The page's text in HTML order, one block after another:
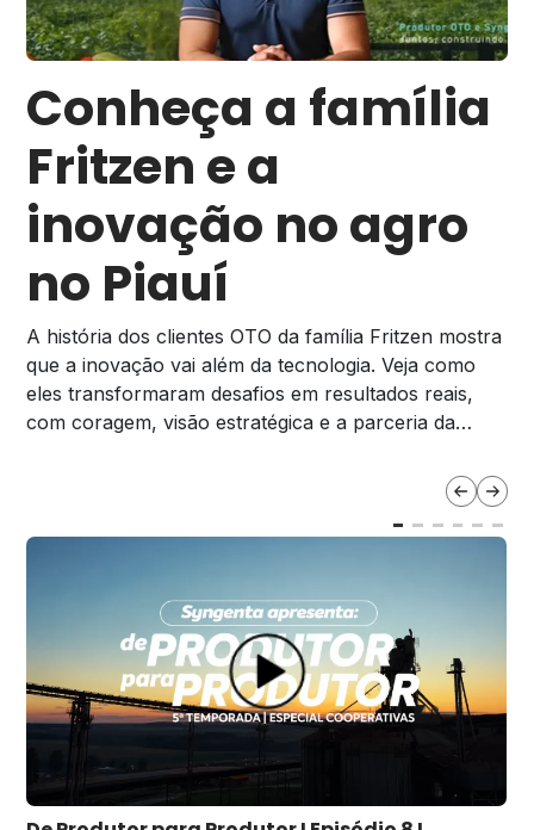
Conheça a família
Fritzen e a
inovação no agro
no Piauí
A história dos clientes OTO da família Fritzen mostra
que a inovação vai além da tecnologia. Veja como
eles transformaram desafios em resultados reais,
com coragem, visão estratégica e a parceria da